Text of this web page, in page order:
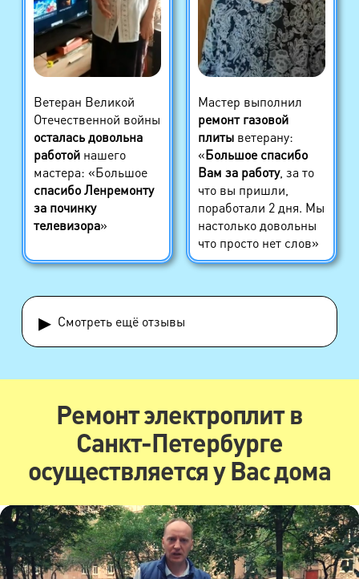
Ветеран Великой
Отечественной войны
осталась довольна
работойнашего
мастера: «Большое
спасибо Ленремонту
за починку
телевизора»
Мастер выполнил
ремонт газовой
плитыветерану:
«Большое спасибо
Вам за работу, за то
что вы пришли,
поработали 2 дня. Мы
настолько довольны
что просто нет слов»
▸ Смотреть ещё отзывы
Ремонт электроплит в
Санкт-Петербурге
осуществляется у Вас дома